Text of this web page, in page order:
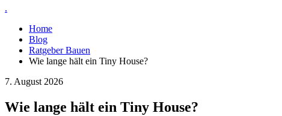
.
Home
Blog
Ratgeber Bauen
Wie lange hält ein Tiny House?
7. August 2026
Wie lange hält ein Tiny House?